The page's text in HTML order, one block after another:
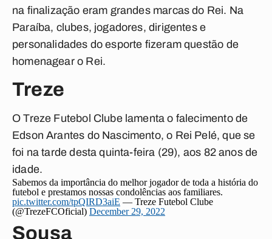
na finalização eram grandes marcas do Rei. Na
Paraíba, clubes, jogadores, dirigentes e
personalidades do esporte fizeram questão de
homenagear o Rei.
Treze
O Treze Futebol Clube lamenta o falecimento de
Edson Arantes do Nascimento, o Rei Pelé, que se
foi na tarde desta quinta-feira (29), aos 82 anos de
idade.
Sabemos da importância do melhor jogador de toda a história do
futebol e prestamos nossas condolências aos familiares.
pic.twitter.com/tpQIRD3aiE — Treze Futebol Clube
(@TrezeFCOficial) December 29, 2022
Sousa